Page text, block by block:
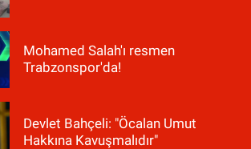
Mohamed Salah'ı resmen
Trabzonspor'da!
Devlet Bahçeli: "Öcalan Umut
Hakkına Kavuşmalıdır"